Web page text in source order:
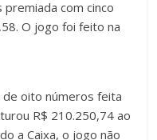
com cinco
O jogo foi feito na
de oito números feita
R$ 210.250,74 ao
a Caixa, o jogo não